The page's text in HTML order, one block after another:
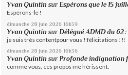
Yvan Quintin surEspérons que le 15
Espérons-le !
dimanche 28 juin 2026 16h39
Yvan Quintin surDélégué ADMD du 62
je suis très contentpour vous ! félicitations !!!
dimanche 28 juin 2026 16h36
Yvan Quintin surProfonde indignation
comme vous, ces propos me hérissent.